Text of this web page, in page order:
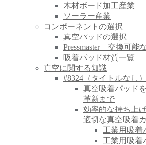
木材ボード加工産業
ソーラー産業
コンポーネントの選択
真空パッドの選択
Pressmaster – 交換可能
吸着パッド材質一覧
真空に関する知識
#8324（タイトルなし）
真空吸着パッド
革新まで
効率的な持ち上
適切な真空吸着
工業用吸着
工業用吸着